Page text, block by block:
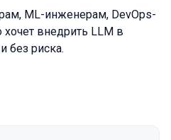
ML-инженерам, DevOps-
внедрить LLM в
без риска.